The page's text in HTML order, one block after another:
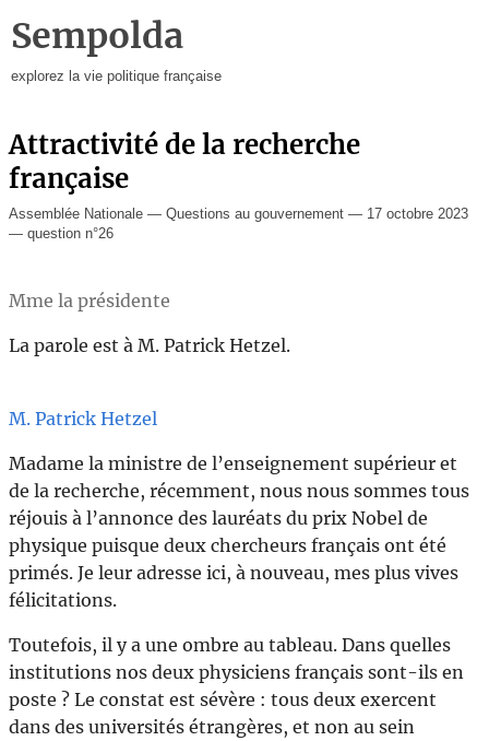
Sempolda
explorez la vie politique française
Attractivité de la recherche
française
Assemblée Nationale — Questions au gouvernement — 17 octobre 2023
— question n°26
Mme la présidente
La parole est à M. Patrick Hetzel.
M. Patrick Hetzel
Madame la ministre de l’enseignement supérieur et
de la recherche, récemment, nous nous sommes tous
réjouis à l’annonce des lauréats du prix Nobel de
physique puisque deux chercheurs français ont été
primés. Je leur adresse ici, à nouveau, mes plus vives
félicitations.
Toutefois, il y a une ombre au tableau. Dans quelles
institutions nos deux physiciens français sont-ils en
poste ? Le constat est sévère : tous deux exercent
dans des universités étrangères, et non au sein